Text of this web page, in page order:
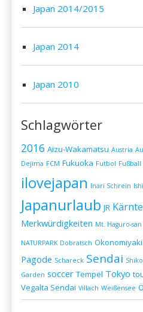
Japan 2014/2015
Japan 2014
Japan 2010
Schlagwörter
2016 Aizu-Wakamatsu Austria
Dejima FCM Fukuoka Futbol Fußball
ilovejapan Inari Schrein
Japanurlaub JR
Merkwürdigkeiten Mt. Haguro-san
NATURPARK Dobratsch Okonomiyaki
Pagode Schareck Sendai
Garden soccer Tempel Tokyo
Vegalta Sendai Villach Weißensee